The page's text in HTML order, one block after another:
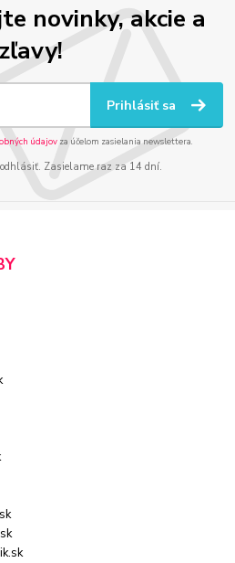
novinky, akcie a
zľavy!
Prihlásiť sa
údajov za účelom zasielania newslettera.
odhlásiť. Zasielame raz za 14 dní.